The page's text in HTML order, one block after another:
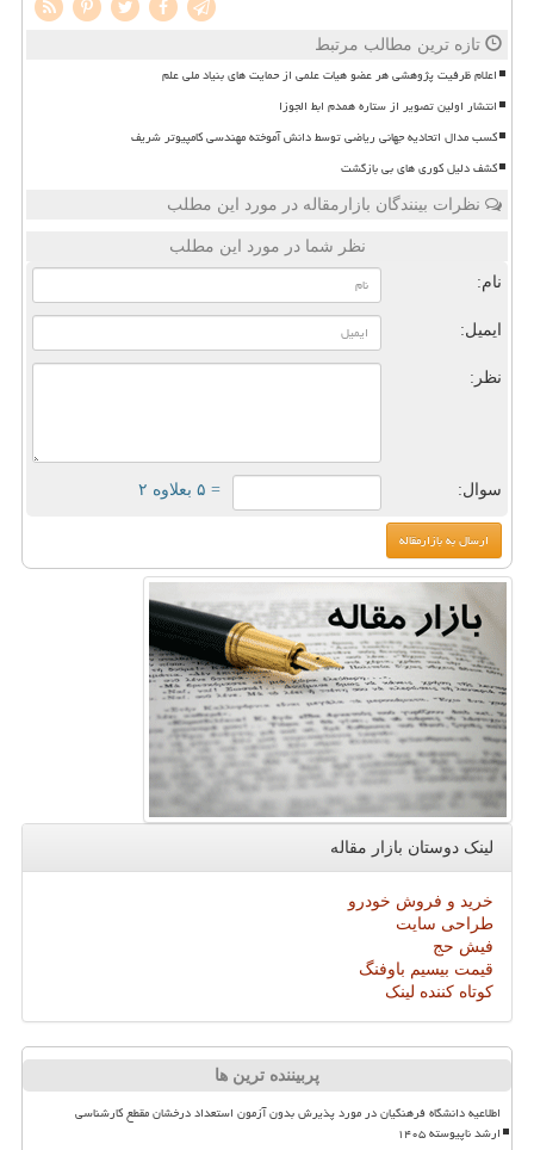
تازه ترین مطالب مرتبط
اعلام ظرفیت پژوهشی هر عضو هیات علمی از حمایت های بنیاد ملی علم
انتشار اولین تصویر از ستاره همدم ابط الجوزا
کسب مدال اتحادیه جهانی ریاضی توسط دانش آموخته مهندسی کامپیوتر شریف
کشف دلیل کوری های بی بازگشت
نظرات بینندگان بازارمقاله در مورد این مطلب
نظر شما در مورد این مطلب
نام:
ایمیل:
نظر:
سوال: = ۵ بعلاوه ۲
لینک دوستان بازار مقاله
خرید و فروش خودرو
طراحی سایت
فیش حج
قیمت بیسیم باوفنگ
کوتاه کننده لینک
پربیننده ترین ها
اطلاعیه دانشگاه فرهنگیان در مورد پذیرش بدون آزمون استعداد درخشان مقطع کارشناسی
ارشد ناپیوسته ۱۴۰۵